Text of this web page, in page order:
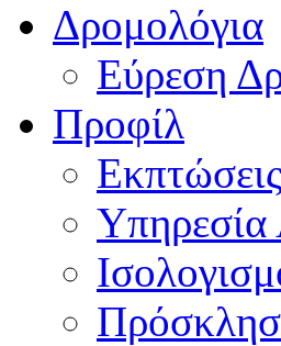
Δρομολόγια
Εύρεση
Προφίλ